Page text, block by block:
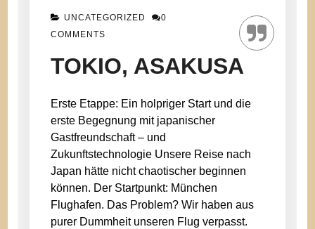
UNCATEGORIZED
0
COMMENTS
TOKIO, ASAKUSA
Erste Etappe: Ein holpriger Start und die
erste Begegnung mit japanischer
Gastfreundschaft – und
Zukunftstechnologie Unsere Reise nach
Japan hätte nicht chaotischer beginnen
können. Der Startpunkt: München
Flughafen. Das Problem? Wir haben aus
purer Dummheit unseren Flug verpasst.